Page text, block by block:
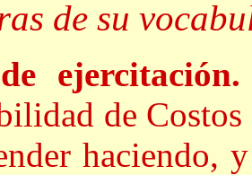
de su
de
haciendo,